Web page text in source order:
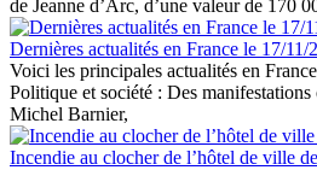
de Jeanne d’Arc, d’une valeur de 170
Dernières actualités en France le 17/11/
Voici les principales actualités en
Politique et société : Des
Michel Barnier,
Incendie au clocher de l’hôtel de ville